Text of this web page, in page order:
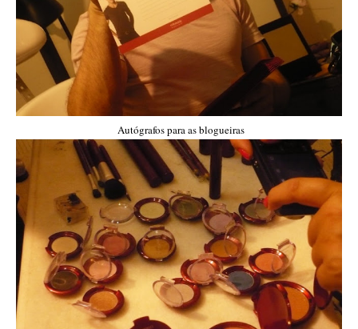
Autógrafos para as blogueiras